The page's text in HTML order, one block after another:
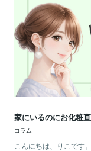
家にいるのにお化粧
コラム
こんにちは、りこです